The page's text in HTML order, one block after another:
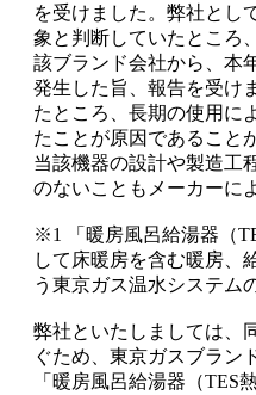
を受けました。弊社とし
象と判断していたところ
該ブランド会社から、本
発生した旨、報告を受け
たところ、長期の使用に
たことが原因であること
当該機器の設計や製造工
のないこともメーカーに
※1 「暖房風呂給湯器（
して床暖房を含む暖房、
う東京ガス温水システム
弊社といたしましては、
ぐため、東京ガスブラン
「暖房風呂給湯器（TES